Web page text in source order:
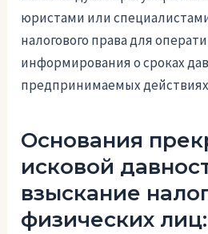
юристами или
налогового права для
информирования о сроках
предпринимаемых
Основания
исковой
взыскание
физических лиц: